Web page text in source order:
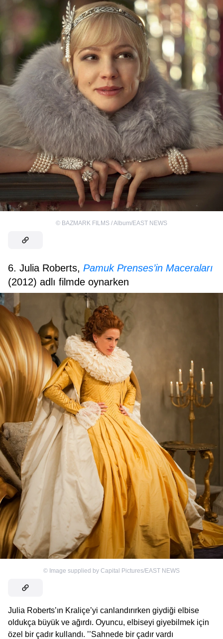
© BAZMARK FILMS / Album/EAST NEWS
6. Julia Roberts, Pamuk Prenses’in Maceraları
(2012) adlı filmde oynarken
© Image supplied by Capital Pictures/EAST NEWS
Julia Roberts’ın Kraliçe’yi canlandırırken giydiği elbise
oldukça büyük ve ağırdı. Oyuncu, elbiseyi giyebilmek için
özel bir çadır kullandı. ’’Sahnede bir çadır vardı